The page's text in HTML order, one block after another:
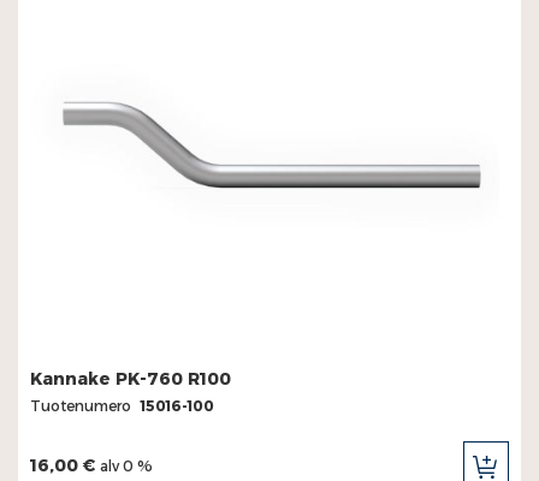
Kannake PK-760 R100
Tuotenumero 15016-100
16,00 € alv 0 %